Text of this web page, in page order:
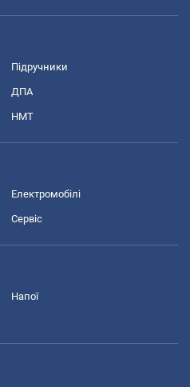
Підручники
ДПА
НМТ
Електромобілі
Сервіс
Напої